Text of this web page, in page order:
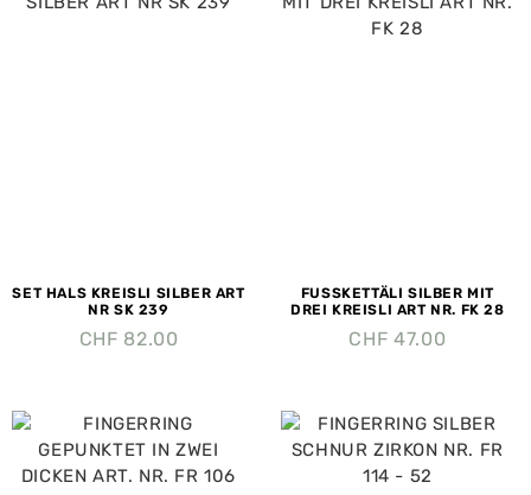
SET HALS KREISLI SILBER ART
NR SK 239
CHF 82.00
FUSSKETTÄLI SILBER MIT
DREI KREISLI ART NR. FK 28
CHF 47.00